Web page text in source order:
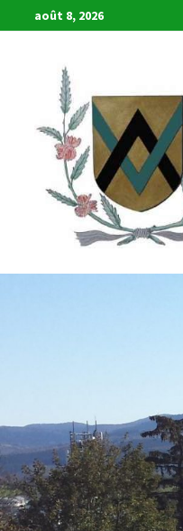
Passer
au
août 8, 2026